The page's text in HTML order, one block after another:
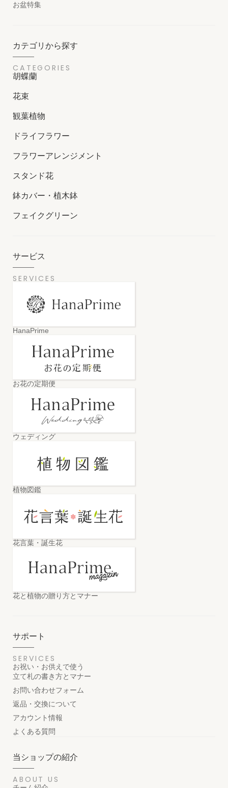
お盆特集
カテゴリから探す
CATEGORIES
胡蝶蘭
花束
観葉植物
ドライフラワー
フラワーアレンジメント
スタンド花
鉢カバー・植木鉢
フェイクグリーン
サービス
SERVICES
HanaPrime
お花の定期便
ウェディング
植物図鑑
花言葉・誕生花
花と植物の贈り方とマナー
サポート
SERVICES
お祝い・お供えで使う
立て札の書き方とマナー
お問い合わせフォーム
返品・交換について
アカウント情報
よくある質問
当ショップの紹介
ABOUT US